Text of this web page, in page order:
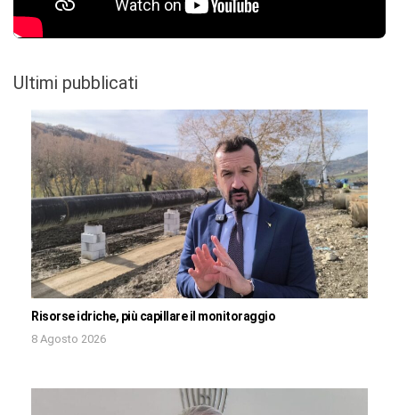
Ultimi pubblicati
Risorse idriche, più capillare il monitoraggio
8 Agosto 2026